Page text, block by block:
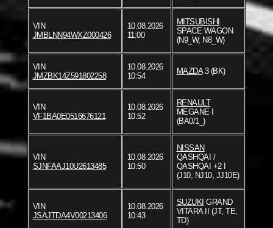
VIN
JMBLNN94WXZ000426
10.08.2026
11:00
MITSUBISHI
SPACE WAGON
(N9_W, N8_W)
VIN
JMZBK14Z591802258
10.08.2026
10:54
MAZDA3 (BK)
VIN
VF1BA0E0516676121
10.08.2026
10:52
RENAULT
MEGANE I
(BA0/1_)
VIN
SJNFAAJ10U2613485
10.08.2026
10:50
NISSAN
QASHQAI /
QASHQAI +2 I
(J10, NJ10, JJ10E)
VIN
JSAJTDA4V00213406
10.08.2026
10:43
SUZUKI GRAND
VITARA II (JT, TE,
TD)